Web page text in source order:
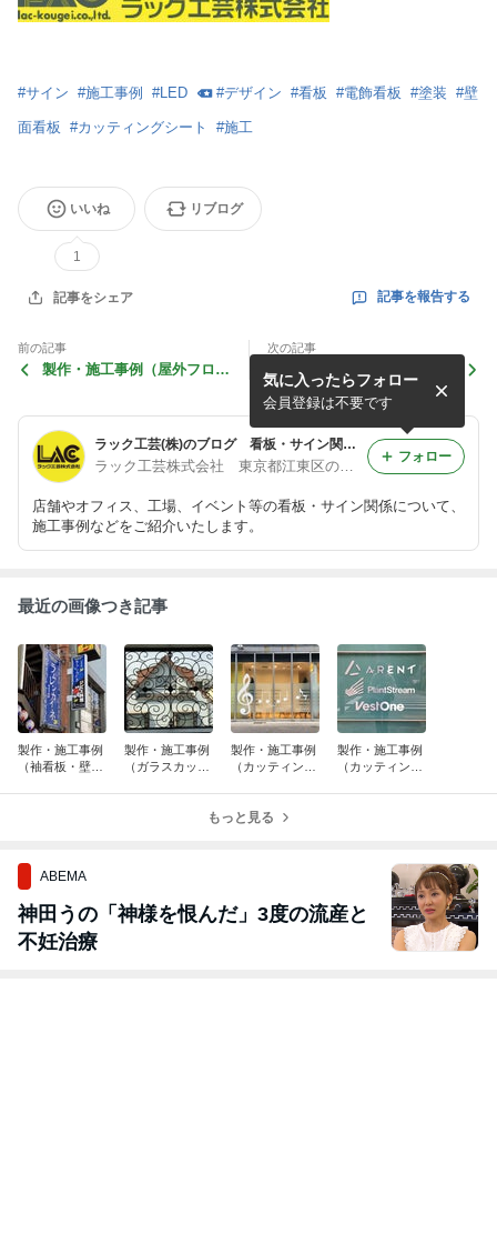
#サイン #施工事例 #LED #デザイン #看板 #電飾看板 #塗装 #壁
面看板 #カッティングシート #施工
いいね
1
リブログ
記事をシェア 記事を報告する
前の記事
製作・施工事例（屋外フロア
次の記事
製作・施工事例（LED内照式
壁面看板）ダンススタジオ
ラック工芸(株)のブログ 看板・サイン関係の施工事例など
ラック工芸株式会社 東京都江東区の看板屋です
店舗やオフィス、工場、イベント等の看板・サイン関係について、
施工事例などをご紹介いたします。
気に入ったらフォロー
会員登録は不要です
フォロー
最近の画像つき記事
製作・施工事例
（袖看板・壁面
製作・施工事例
（ガラスカッテ
製作・施工事例
（カッティング
ム）屋外ウィン
製作・施工事例
（カッティング
もっと見る
ABEMA
神田うの「神様を恨んだ」3度の流産と
不妊治療